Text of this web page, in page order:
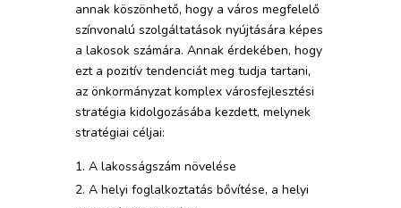
annak köszönhető, hogy a város megfelelő
színvonalú szolgáltatások nyújtására képes
a lakosok számára. Annak érdekében, hogy
ezt a pozitív tendenciát meg tudja tartani,
az önkormányzat komplex városfejlesztési
stratégia kidolgozásába kezdett, melynek
stratégiai céljai:
A lakosságszám növelése
A helyi foglalkoztatás bővítése, a helyi